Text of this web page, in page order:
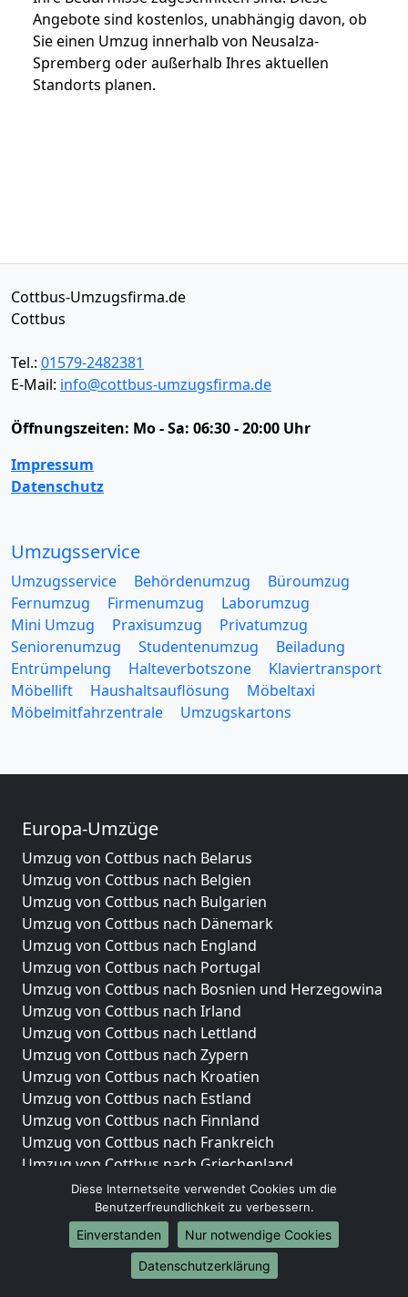
Angebote sind kostenlos, unabhängig davon, ob
Sie einen Umzug innerhalb von Neusalza-
Spremberg oder außerhalb Ihres aktuellen
Standorts planen.
Cottbus-Umzugsfirma.de
Cottbus
Tel.: 01579-2482381
E-Mail: info@cottbus-umzugsfirma.de
Öffnungszeiten: Mo - Sa: 06:30 - 20:00 Uhr
Impressum
Datenschutz
Umzugsservice
Umzugsservice Behördenumzug
Büroumzug
Fernumzug
Firmenumzug
Laborumzug
Mini Umzug
Praxisumzug
Privatumzug
Seniorenumzug
Studentenumzug
Beiladung
Entrümpelung
Halteverbotszone
Klaviertransport
Möbellift
Haushaltsauflösung
Möbeltaxi
Möbelmitfahrzentrale
Umzugskartons
Europa-Umzüge
Umzug von Cottbus nach Belarus
Umzug von Cottbus nach Belgien
Umzug von Cottbus nach Bulgarien
Umzug von Cottbus nach Dänemark
Umzug von Cottbus nach England
Umzug von Cottbus nach Portugal
Umzug von Cottbus nach Bosnien und Herzegowina
Umzug von Cottbus nach Irland
Umzug von Cottbus nach Lettland
Umzug von Cottbus nach Zypern
Umzug von Cottbus nach Kroatien
Umzug von Cottbus nach Estland
Umzug von Cottbus nach Finnland
Umzug von Cottbus nach Frankreich
Umzug von Cottbus nach Griechenland
Umzug von Cottbus nach Italien
Umzug von Cottbus nach Liechtenstein
Umzug von Cottbus nach Luxemburg
Umzug von Cottbus nach Niederlande
Umzug von Cottbus nach Norwegen
Diese Internetseite verwendet Cookies um die
Benutzerfreundlichkeit zu verbessern.
Einverstanden
Nur notwendige Cookies
Datenschutzerklärung